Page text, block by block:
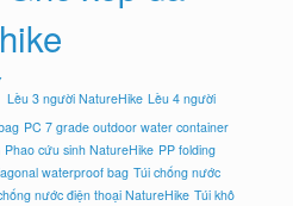
Lều 3 người NatureHike Lều 4 người
PC 7 grade outdoor water container
Phao cứu sinh NatureHike PP folding
waterproof bag Túi chống nước
nước điện thoại NatureHike Túi khô